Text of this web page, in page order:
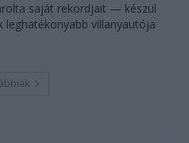
saját rekordjait — készül
leghatékonyabb villanyautója